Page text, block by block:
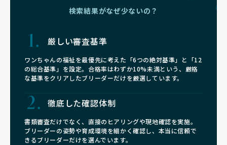
検索結果がなぜ少ないの？
厳しい審査基準
ワンちゃんの福祉を最優先に考えた「6つの絶対基準」と「12
の総合基準」を設定。合格率はわずか10%未満という、厳格
な基準をクリアしたブリーダーだけを厳選しています。
徹底した確認体制
書類審査だけでなく、直接のヒアリングや現地確認を実施。
ブリーダーの姿勢や育成環境を細かく確認し、本当に信頼で
きるブリーダーだけを選んでいます。